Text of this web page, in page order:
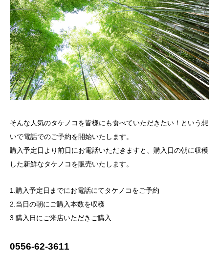
そんな人気のタケノコを皆様にも食べていただきたい！という想
いで電話でのご予約を開始いたします。
購入予定日より前日にお電話いただきますと、購入日の朝に収穫
した新鮮なタケノコを販売いたします。
1.購入予定日までにお電話にてタケノコをご予約
2.当日の朝にご購入本数を収穫
3.購入日にご来店いただきご購入
0556-62-3611